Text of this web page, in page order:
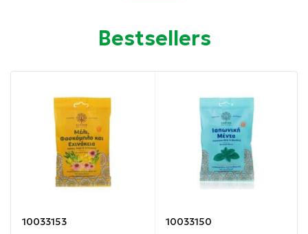
Αντιμετωπίζει τον πονόλαιμο.
στοματικού και φαρυγγικού βλεννογόνου.
Ανακουφίζει από τα συμπτώματα της δυσφορίας στο
λαιμό όπως ξηρότητα, φαγούρα, τραχύτητα,
δυσκαταποσία ή βραχνάδα.
Bestsellers
10033153 10033150